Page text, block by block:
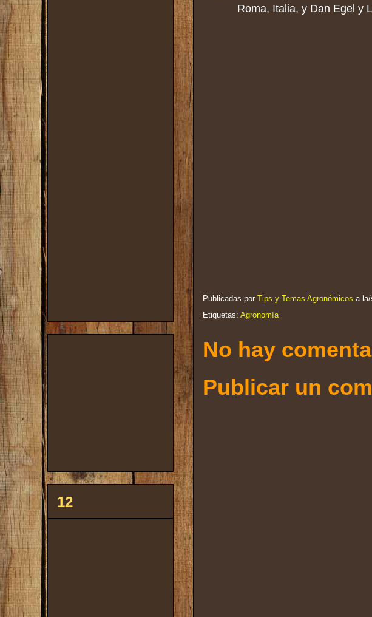
Roma, Italia, y Dan Egel y
Publicadas por Tips y Temas Agronómicos a la/
Etiquetas: Agronomía
No hay
Publicar un
12